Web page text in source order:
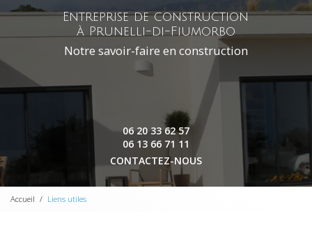
Entreprise de construction
à Prunelli-di-Fiumorbo
Notre savoir-faire en construction
06 20 33 62 57
06 13 66 71 11
CONTACTEZ-NOUS
Accueil Liens utiles